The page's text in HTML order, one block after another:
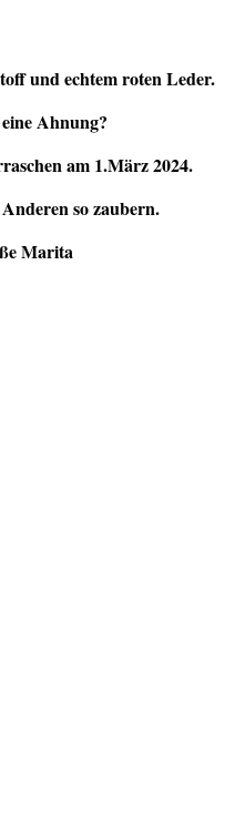
und echtem roten Leder.
Ahnung?
am 1.März 2024.
so zaubern.
Marita